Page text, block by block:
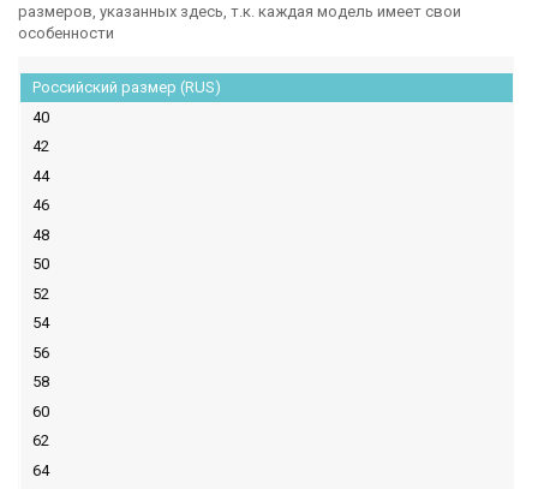
размеров, указанных здесь, т.к. каждая модель имеет свои
особенности
Российский размер (RUS)
40
42
44
46
48
50
52
54
56
58
60
62
64